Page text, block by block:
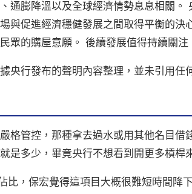
通膨降溫以及全球經濟情勢息息相關。
與促進經濟穩健發展之間取得平衡的決
眾的購屋意願。 後續發展值得持續關注
央行發布的聲明內容整理，並未引用任
格管控，那種拿去過水或用其他名目借
是多少，畢竟央行不想看到開更多槓桿
比，保宏覺得這項目大概很難短時間降